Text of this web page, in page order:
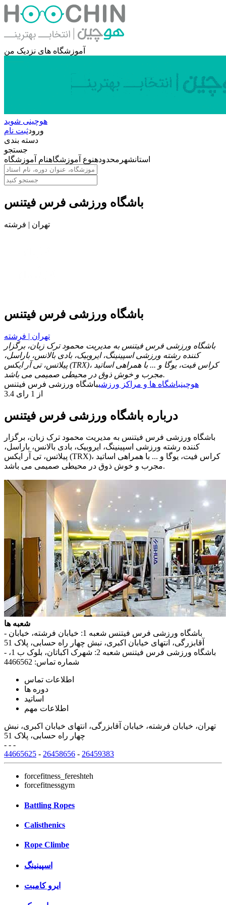
آموزشگاه های نزدیک من
هوچینی شوید
ورودثبت نام
دسته بندی
جستجو
استانشهر محدودهنوع آموزشگاهنام آموزشگاه
باشگاه ورزشی فرس فیتنس
تهران | فرشته
باشگاه ورزشی فرس فیتنس
تهران | فرشته
باشگاه ورزشی فرس فیتنس به مدیریت محمود ترک زبان، برگزار
کننده رشته ورزشی اسپینینگ، ایروبیک، بادی بالانس، باراسل،
پیلاتس، تی آر ایکس (TRX)، کراس فیت، یوگا و ... با همراهی اساتید
مجرب و خوش ذوق در محیطی صمیمی می باشد.
هوچینباشگاه ها و مراکز ورزشیباشگاه ورزشی فرس فیتنس
3.4 از 1 رای
درباره باشگاه ورزشی فرس فیتنس
باشگاه ورزشی فرس فیتنس به مدیریت محمود ترک زبان، برگزار
کننده رشته ورزشی اسپینینگ، ایروبیک، بادی بالانس، باراسل،
پیلاتس، تی آر ایکس (TRX)، کراس فیت، یوگا و ... با همراهی اساتید
مجرب و خوش ذوق در محیطی صمیمی می باشد.
شعبه ها
- باشگاه ورزشی فرس فیتنس شعبه 1: خیابان فرشته، خیابان
آقابزرگی، انتهای خیابان اکبری، نبش چهار راه حسابی، پلاک 51
- باشگاه ورزشی فرس فیتنس شعبه 2: شهرک اکباتان، بلوک ب 1،
شماره تماس: 4466562
اطلاعات تماس
دوره ها
اساتید
اطلاعات مهم
تهران، خیابان فرشته، خیابان آقابزرگی، انتهای خیابان اکبری، نبش
چهار راه حسابی، پلاک 51
- - -
44665625 - 26458656 - 26459383
forcefitness_fereshteh
forcefitnessgym
Battling Ropes
Calisthenics
Rope Climbe
اسپینینگ
ایرو کامبت